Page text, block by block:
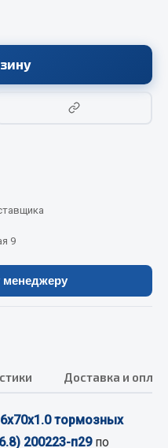
9
менеджеру
Доставка и
тормозных
200223-п29по